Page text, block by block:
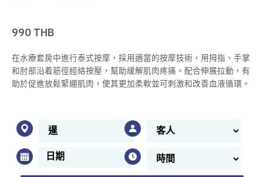
990 THB
在水療套房中進行泰式按摩，採用適當的按摩技術，用拇指、手掌
和肘部沿着筋徑經絡按壓，幫助緩解肌肉疼痛。配合伸展拉動，有
助於促進放鬆緊綳肌肉，使其更加柔軟並可刺激和改善血液循環。